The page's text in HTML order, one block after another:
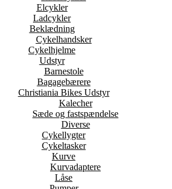
Elcykler
Ladcykler
Beklædning
Cykelhandsker
Cykelhjelme
Udstyr
Barnestole
Bagagebærere
Christiania Bikes Udstyr
Kalecher
Sæde og fastspændelse
Diverse
Cykellygter
Cykeltasker
Kurve
Kurvadaptere
Låse